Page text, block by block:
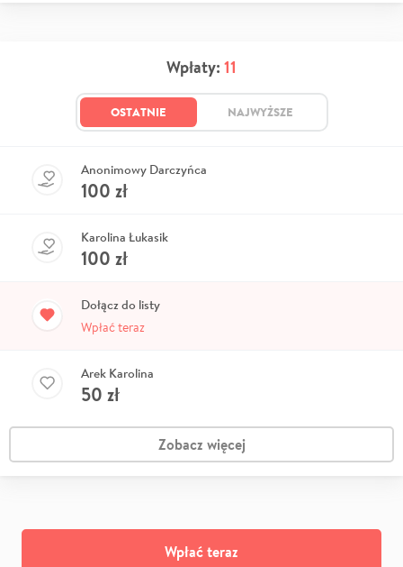
Wpłaty: 11
OSTATNIE NAJWYŻSZE
Anonimowy Darczyńca
100 zł
Karolina Łukasik
100 zł
Dołącz do listy
Wpłać teraz
Arek Karolina
50 zł
Zobacz więcej
Wpłać teraz